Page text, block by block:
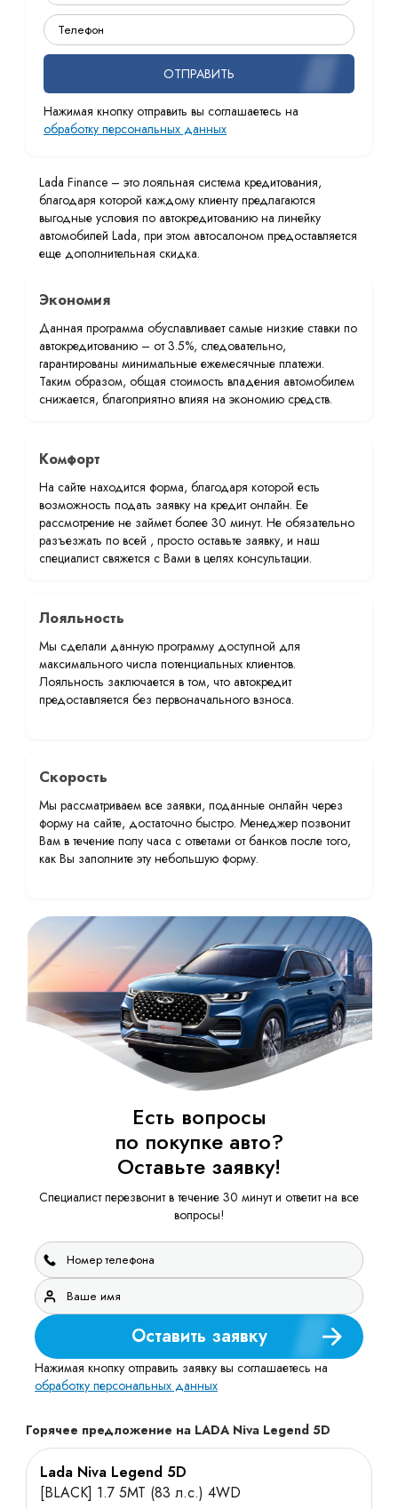
ОТПРАВИТЬ
Нажимая кнопку отправить вы соглашаетесь на
обработку персональных данных
Lada Finance – это лояльная система кредитования,
благодаря которой каждому клиенту предлагаются
выгодные условия по автокредитованию на линейку
автомобилей Lada, при этом автосалоном предоставляется
еще дополнительная скидка.
Экономия
Данная программа обуславливает самые низкие ставки по
автокредитованию – от 3.5%, следовательно,
гарантированы минимальные ежемесячные платежи.
Таким образом, общая стоимость владения автомобилем
снижается, благоприятно влияя на экономию средств.
Комфорт
На сайте находится форма, благодаря которой есть
возможность подать заявку на кредит онлайн. Ее
рассмотрение не займет более 30 минут. Не обязательно
разъезжать по всей , просто оставьте заявку, и наш
специалист свяжется с Вами в целях консультации.
Лояльность
Мы сделали данную программу доступной для
максимального числа потенциальных клиентов.
Лояльность заключается в том, что автокредит
предоставляется без первоначального взноса.
Скорость
Мы рассматриваем все заявки, поданные онлайн через
форму на сайте, достаточно быстро. Менеджер позвонит
Вам в течение полу часа с ответами от банков после того,
как Вы заполните эту небольшую форму.
Есть вопросы
по покупке авто?
Оставьте заявку!
Специалист перезвонит в течение 30 минут и ответит на все
вопросы!
Оставить заявку
Нажимая кнопку отправить заявку вы соглашаетесь на
обработку персональных данных
Горячее предложение на LADA Niva Legend 5D
Lada Niva Legend 5D
[BLACK] 1.7 5МТ (83 л.с.) 4WD